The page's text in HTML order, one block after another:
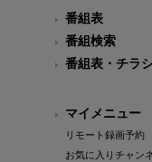
番組表
番組検索
番組表・チラ
マイメニュー
リモート録画予約
お気に入りチャン